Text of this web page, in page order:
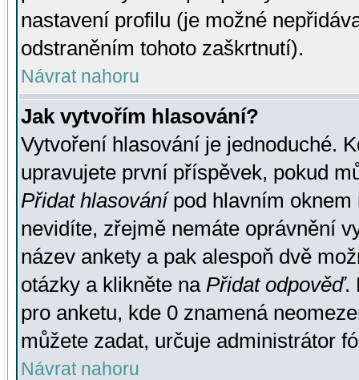
nastavení profilu (je možné
odstraněním tohoto zaškrtnutí).
Návrat nahoru
Jak vytvořím hlasování?
Vytvoření hlasování je jednoduché.
upravujete první příspěvek, pokud
Přidat hlasovánípod hlavním oknem
nevidíte, zřejmě nemáte oprávnění
název ankety a pak alespoň dvě
otázky a klikněte na Přidat odpověď.
pro anketu, kde 0 znamená
můžete zadat, určuje administrátor
Návrat nahoru